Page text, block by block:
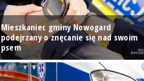
Mieszkaniec gminy Nowogard
podejrzany o znęcanie się nad swoim
psem